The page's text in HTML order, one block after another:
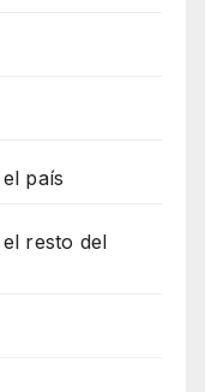
país
resto del